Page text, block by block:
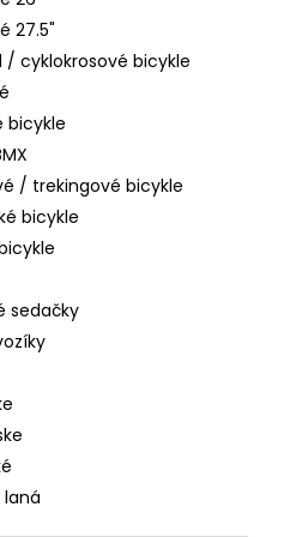
27.5"
/ cyklokrosové bicykle
bicykle
/ trekingové bicykle
bicykle
sedačky
laná
XPERT - MATNÁ LIMETKOVÁ
€3 599,99